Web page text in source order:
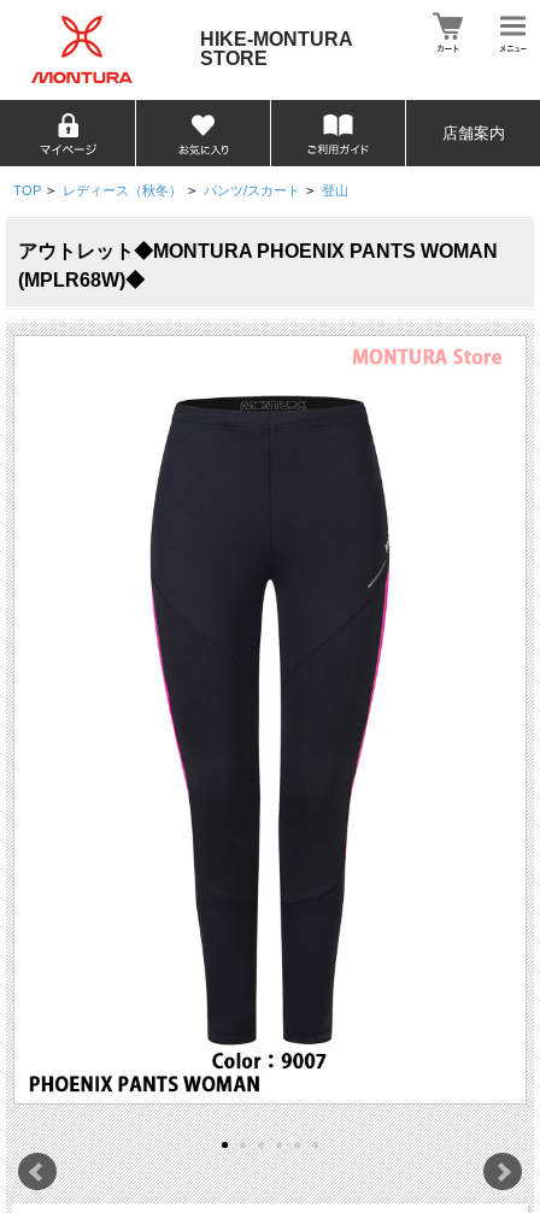
HIKE-MONTURA
STORE
店舗案内
TOP > レディース（秋冬） > パンツ/スカート > 登山
アウトレット◆MONTURA PHOENIX PANTS WOMAN
(MPLR68W)◆